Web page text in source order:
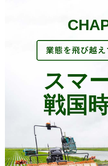
スマ
戦国時